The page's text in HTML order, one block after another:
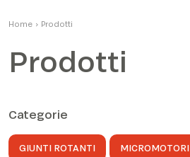
Home › Prodotti
Prodotti
Categorie
GIUNTI ROTANTI MICROMOTORI